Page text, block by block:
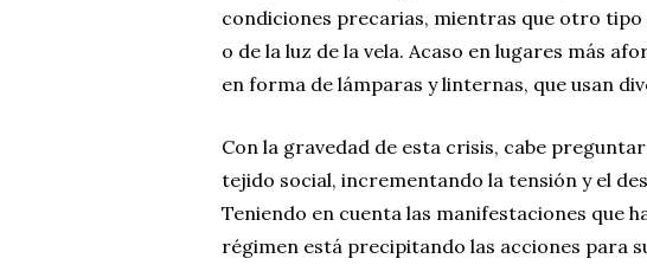
condiciones precarias, mientras que otro tipo
o de la luz de la vela. Acaso en lugares más
en forma de lámparas y linternas, que usan
Con la gravedad de esta crisis, cabe
tejido social, incrementando la tensión y el
Teniendo en cuenta las manifestaciones que
régimen está precipitando las acciones para